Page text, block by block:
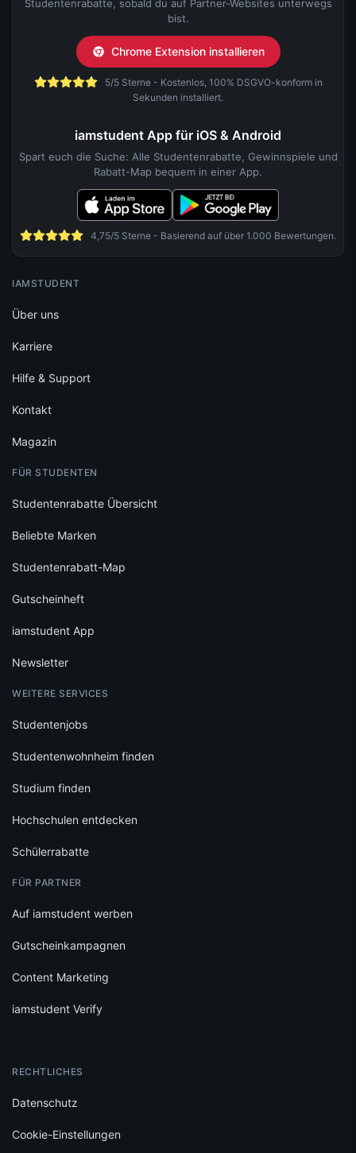
Studentenrabatte, sobald du auf Partner-Websites unterwegs
bist.
Chrome Extension installieren
5/5 Sterne - Kostenlos, 100% DSGVO-konform in
Sekunden installiert.
iamstudent App für iOS & Android
Spart euch die Suche: Alle Studentenrabatte, Gewinnspiele und
Rabatt-Map bequem in einer App.
4,75/5 Sterne - Basierend auf über 1.000 Bewertungen.
IAMSTUDENT
Über uns
Karriere
Hilfe & Support
Kontakt
Magazin
FÜR STUDENTEN
Studentenrabatte Übersicht
Beliebte Marken
Studentenrabatt-Map
Gutscheinheft
iamstudent App
Newsletter
WEITERE SERVICES
Studentenjobs
Studentenwohnheim finden
Studium finden
Hochschulen entdecken
Schülerrabatte
FÜR PARTNER
Auf iamstudent werben
Gutscheinkampagnen
Content Marketing
iamstudent Verify
RECHTLICHES
Datenschutz
Cookie-Einstellungen